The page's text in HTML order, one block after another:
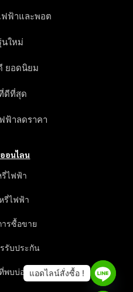
ฟ้าและพอต
ใหม่
ยอดนิยม
ดีที่สุด
ฟ้าลดราคา
อนไลน
ไฟฟ้า
รี่ไฟฟ้า
รซื้อขาย
รับประกัน
บบ่อย